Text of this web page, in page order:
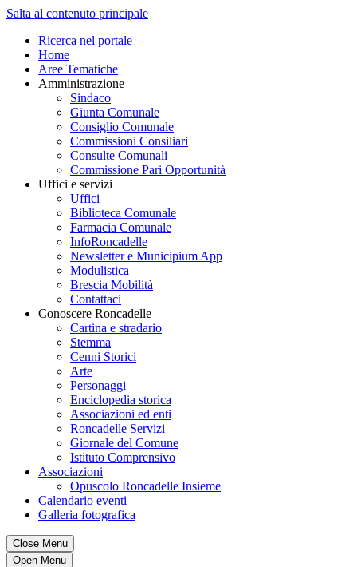
Salta al contenuto principale
Ricerca nel portale
Home
Aree Tematiche
Amministrazione
Sindaco
Giunta Comunale
Consiglio Comunale
Commissioni Consiliari
Consulte Comunali
Commissione Pari Opportunità
Uffici e servizi
Uffici
Biblioteca Comunale
Farmacia Comunale
InfoRoncadelle
Newsletter e Municipium App
Modulistica
Brescia Mobilità
Contattaci
Conoscere Roncadelle
Cartina e stradario
Stemma
Cenni Storici
Arte
Personaggi
Enciclopedia storica
Associazioni ed enti
Roncadelle Servizi
Giornale del Comune
Istituto Comprensivo
Associazioni
Opuscolo Roncadelle Insieme
Calendario eventi
Galleria fotografica
Close Menu
Open Menu